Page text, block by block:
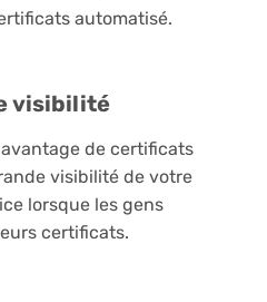
automatisé.
visibilité
de certificats
visibilité de votre
lorsque les gens
certificats.